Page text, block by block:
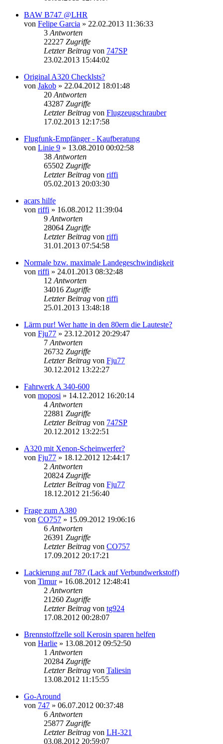
BAW B747 @LHR
von Felipe Garcia » 22.02.2013 11:36:33
3 Antworten
22227 Zugriffe
Letzter Beitrag von 747SP
23.02.2013 15:44:02
Original A320 Checklsts?
von Jakob » 22.04.2012 18:01:48
20 Antworten
43287 Zugriffe
Letzter Beitrag von Flugzeugschrauber
17.02.2013 12:17:58
Flugfunk-Empfänger - Kaufberatung
von Linie 9 » 13.08.2010 00:02:58
38 Antworten
65502 Zugriffe
Letzter Beitrag von riffi
05.02.2013 20:03:30
acars hilfe
von riffi » 16.08.2012 11:39:04
9 Antworten
28064 Zugriffe
Letzter Beitrag von riffi
31.01.2013 07:54:58
Normale bzw. maximale Landegeschwindigkeit
von riffi » 24.01.2013 08:32:48
12 Antworten
34016 Zugriffe
Letzter Beitrag von riffi
25.01.2013 13:48:18
Lärm pur! Wer hatte in den 80ern die Lauteste?
von Fju77 » 23.12.2012 20:29:47
7 Antworten
26732 Zugriffe
Letzter Beitrag von Fju77
30.12.2012 13:22:27
Fahrwerk A 340-600
von moposi » 14.12.2012 16:20:14
4 Antworten
22881 Zugriffe
Letzter Beitrag von 747SP
20.12.2012 13:22:51
A320 mit Xenon-Scheinwerfer?
von Fju77 » 18.12.2012 12:44:17
2 Antworten
20824 Zugriffe
Letzter Beitrag von Fju77
18.12.2012 21:56:40
Frage zum A380
von CO757 » 15.09.2012 19:06:16
6 Antworten
26391 Zugriffe
Letzter Beitrag von CO757
17.09.2012 20:17:21
Lackierung auf 787 (Lack auf Verbundwerkstoff)
von Timur» 16.08.2012 12:48:41
2 Antworten
21260 Zugriffe
Letzter Beitrag von tg924
17.08.2012 00:28:07
Brennstoffzelle soll Kerosin sparen helfen
von Harlie » 13.08.2012 09:52:50
1 Antworten
20284 Zugriffe
Letzter Beitrag von Taliesin
13.08.2012 11:15:55
Go-Around
von 747 » 06.07.2012 00:37:48
6 Antworten
25877 Zugriffe
Letzter Beitrag von LH-321
03.08.2012 20:59:07